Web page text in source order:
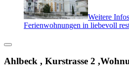
Weitere
Ferienwohnungen in liebevoll
Ahlbeck , Kurstrasse 2